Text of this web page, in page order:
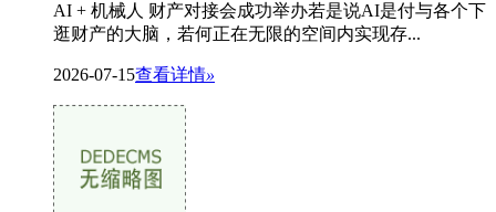
AI + 机械人 财产对接会成功举办若是说AI是付与各个下
逛财产的大脑，若何正在无限的空间内实现存...
2026-07-15查看详情»